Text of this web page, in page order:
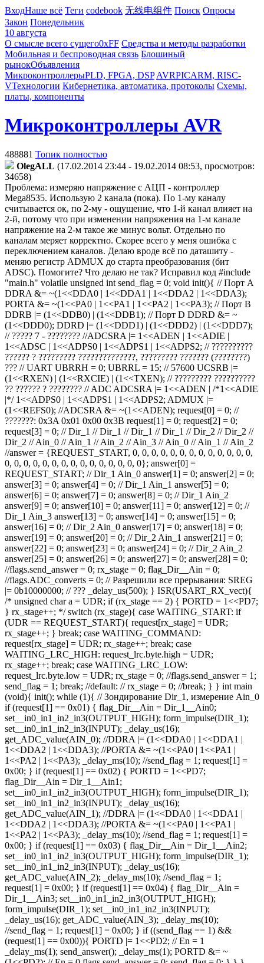
ВходНаше всё Теги codebook 无线电组件 Поиск Опросы
Закон Понедельник
10 августа
О смысле всего сущего0xFF Средства и методы разработки
Мобильная и беспроводная связь Блошиный
рынокОбъявления
МикроконтроллерыPLD, FPGA, DSP AVRPICARM, RISC-
VТехнологии Кибернетика, автоматика, протоколы Схемы,
платы, компоненты
Микроконтроллеры AVR
488881 Топик полностью
OlegALL (17.02.2014 23:44 - 19.02.2014 08:53, просмотров:
34658)
Проблема: измеряю напряжение с АЦП - контроллер
Mega8535. Использую 2 канала (пока). По 1-му каналу
считывается ок, по 2-му - ощущение, что 1-й канал влияет на
2-й, потому что при изменении напряжения на 1-м канале
напряжение на 2-м такое же минус вольт. Отдельно по
каналам меряет корректно. Скорее всего у меня ошибка с
переключением каналов. Делаю вроде всё по даташиту -
меняю регистр ADMUX до старта преобразования (бит
ADSC). Помогите? Что делаю не так? Исправил код #include
"main.h" volatile unsigned int send_flag = 0; void init(){ // Порт A
DDRA &= ~(1<<DDA0 | 1<<DDA1 | 1<<DDA2 | 1<<DDA3);
PORTA &= ~(1<<PA0 | 1<<PA1 | 1<<PA2 | 1<<PA3); // Порт B
DDRB |= (1<<DDB0) | (1<<DDB1); // Порт D DDRD &= ~
(1<<DDD0); DDRD |= (1<<DDD1) | (1<<DDD2) | (1<<DDD7);
// ????? 7 - ???????? //ADCSRA |= 1<<ADEN | 1<<ADIE |
1<<ADSC | 1<<ADPS0 | 1<<ADPS1 | 1<<ADPS2; // ??????????
?????? ? ????????? ??????????????, ????????? ??????? (????????)
??? // UART UBRRH = 0; UBRRL = 15; // 57600 UCSRB |=
(1<<RXEN) | (1<<RXCIE) | (1<<TXEN); // ????????? ??????????
?? ?????? ? ???????? // ADC ADCSRA |= 1<<ADEN | /*1<<ADIE
|*/ 1<<ADPS0 | 1<<ADPS1 | 1<<ADPS2; ADMUX |=
(1<<REFS0); //ADCSRA &= ~(1<<ADEN); request[0] = 0; //
???????: 0x3A 0x01 0x00 0x3B request[1] = 0; request[2] = 0;
request[3] = 0; // Dir_1 // Dir_1 // Dir_1 // Dir_1 // Dir_2 // Dir_2 //
Dir_2 // Ain_0 // Ain_1 // Ain_2 // Ain_3 // Ain_0 // Ain_1 // Ain_2
//answer = {REQUEST_START, 0, 0, 0, 0, 0, 0, 0, 0, 0, 0, 0, 0, 0,
0, 0, 0, 0, 0, 0, 0, 0, 0, 0, 0, 0, 0, 0, 0}; answer[0] =
REQUEST_START; // Dir_1 Ain_0 answer[1] = 0; answer[2] = 0;
answer[3] = 0; answer[4] = 0; // Dir_1 Ain_1 answer[5] = 0;
answer[6] = 0; answer[7] = 0; answer[8] = 0; // Dir_1 Ain_2
answer[9] = 0; answer[10] = 0; answer[11] = 0; answer[12] = 0; //
Dir_1 Ain_3 answer[13] = 0; answer[14] = 0; answer[15] = 0;
answer[16] = 0; // Dir_2 Ain_0 answer[17] = 0; answer[18] = 0;
answer[19] = 0; answer[20] = 0; // Dir_2 Ain_1 answer[21] = 0;
answer[22] = 0; answer[23] = 0; answer[24] = 0; // Dir_2 Ain_2
answer[25] = 0; answer[26] = 0; answer[27] = 0; answer[28] = 0;
//flags.send_answer = 0; rx_stage = 0; flag_Dir__Ain = 0;
//flags.ADC_converts = 0; // Разрешили все прерывания: SREG
|= 0b10000000; // ??? _delay_us(500); } ISR(USART_RX_vect){
/* unsigned char a = UDR; if (rx_stage == 2) { PORTD = 1<<PD7;
} rx_stage++; */ switch (rx_stage){ case WAITING_START: if
(UDR == REQUEST_START){ request[rx_stage] = UDR;
rx_stage++; } break; case WAITING_COMMAND:
request[rx_stage] = UDR; rx_stage++; break; case
WAITING_LRC_HIGH: request_lrc.byte.high = UDR;
rx_stage++; break; case WAITING_LRC_LOW:
request_lrc.byte.low = UDR; rx_stage = 0; //flags.send_answer = 1;
send_flag = 1; break; //default: // rx_stage = 0; //break; } } int main
(void){ init(); while (1){ // Зондирование Dir_1, измерение Ain_0
if (request[1] == 0x01) { flag_Dir__Ain = Dir_1__Ain0;
set__in0_in1_in2_in3(OUTPUT_HIGH); form_impulse(DIR_1);
set__in0_in1_in2_in3(INPUT); _delay_us(16);
get_ADC_value(AIN_0); //DDRA |= (1<<DDA0 | 1<<DDA1 |
1<<DDA2 | 1<<DDA3); //PORTA &= ~(1<<PA0 | 1<<PA1 |
1<<PA2 | 1<<PA3); _delay_ms(10); //send_flag = 1; request[1] =
0x00; } if (request[1] == 0x02) { PORTD = 1<<PD7;
flag_Dir__Ain = Dir_1__Ain1;
set__in0_in1_in2_in3(OUTPUT_HIGH); form_impulse(DIR_1);
set__in0_in1_in2_in3(INPUT); _delay_us(16);
get_ADC_value(AIN_1); //DDRA |= (1<<DDA0 | 1<<DDA1 |
1<<DDA2 | 1<<DDA3); //PORTA &= ~(1<<PA0 | 1<<PA1 |
1<<PA2 | 1<<PA3); _delay_ms(10); //send_flag = 1; request[1] =
0x00; } if (request[1] == 0x03) { flag_Dir__Ain = Dir_1__Ain2;
set__in0_in1_in2_in3(OUTPUT_HIGH); form_impulse(DIR_1);
set__in0_in1_in2_in3(INPUT); _delay_us(16);
get_ADC_value(AIN_2); _delay_ms(10); //send_flag = 1;
request[1] = 0x00; } if (request[1] == 0x04) { flag_Dir__Ain =
Dir_1__Ain3; set__in0_in1_in2_in3(OUTPUT_HIGH);
form_impulse(DIR_1); set__in0_in1_in2_in3(INPUT);
_delay_us(16); get_ADC_value(AIN_3); _delay_ms(10);
//send_flag = 1; request[1] = 0x00; } if ((send_flag == 1) &&
(request[1] == 0x00)){ PORTD |= 1<<PD2; // En = 1
_delay_ms(1); send_answer(); _delay_ms(1); PORTD &= ~